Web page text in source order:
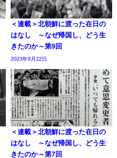
＜連載＞北朝鮮に渡った在日の
はなし ～なぜ帰国し、どう生
きたのか～第9回
2023年9月22日
＜連載＞北朝鮮に渡った在日の
はなし ～なぜ帰国し、どう生
きたのか～第7回